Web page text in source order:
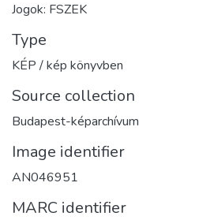
Jogok: FSZEK
Type
KÉP / kép könyvben
Source collection
Budapest-képarchívum
Image identifier
AN046951
MARC identifier